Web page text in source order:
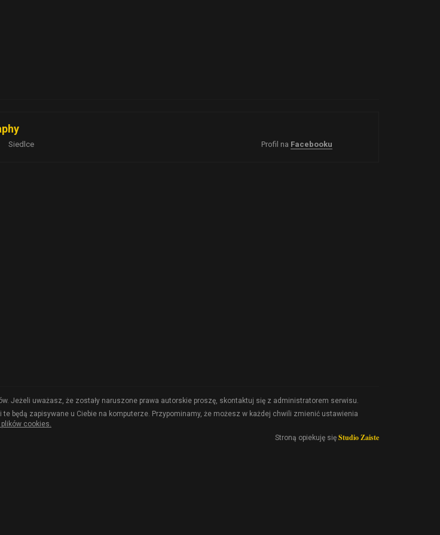
Siedlce Profil na Facebooku
Jeżeli uważasz, że zostały naruszone prawa autorskie proszę, skontaktuj się z administratorem serwisu.
będą zapisywane u Ciebie na komputerze. Przypominamy, że możesz w każdej chwili zmienić ustawienia
cookies.
Stroną opiekuję się Studio Zaiste